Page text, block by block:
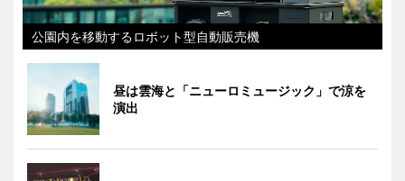
公園内を移動するロボット型自動販売機
昼は雲海と「ニューロミュージック」で涼を
演出